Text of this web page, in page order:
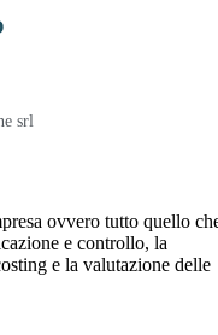
srl
ovvero tutto quello
e controllo, la
e la valutazione delle